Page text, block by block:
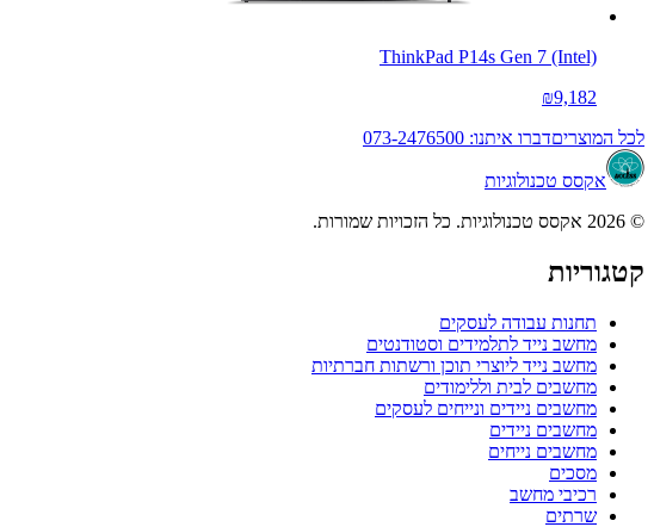
ThinkPad P14s Gen 7 (Intel)
₪9,182
לכל המוצריםדברו איתנו: 073-2476500
אקסס טכנולוגיות
© 2026 אקסס טכנולוגיות. כל הזכויות שמורות.
קטגוריות
תחנות עבודה לעסקים
מחשב נייד לתלמידים וסטודנטים
מחשב נייד ליוצרי תוכן ורשתות חברתיות
מחשבים לבית וללימודים
מחשבים ניידים ונייחים לעסקים
מחשבים ניידים
מחשבים נייחים
מסכים
רכיבי מחשב
שרתים